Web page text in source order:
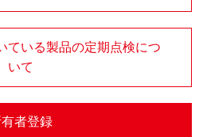
ている製品の定期点検につ
いて
有者登録